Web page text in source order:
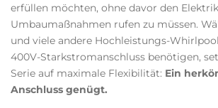
erfüllen möchten, ohne davor den
Umbaumaßnahmen rufen zu müssen.
und viele andere Hochleistungs-
400V-Starkstromanschluss benötigen,
Serie auf maximale Flexibilität: Ein
Anschluss genügt.